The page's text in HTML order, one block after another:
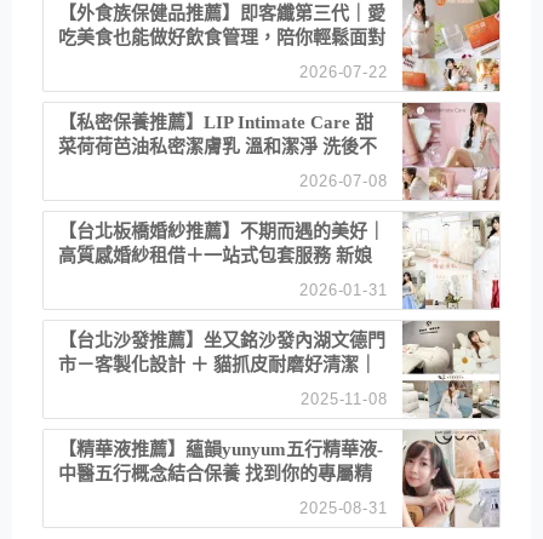
【外食族保健品推薦】即客纖第三代｜愛
吃美食也能做好飲食管理，陪你輕鬆面對
2026-07-22
【私密保養推薦】LIP Intimate Care 甜
菜荷荷芭油私密潔膚乳 溫和潔淨 洗後不
2026-07-08
【台北板橋婚紗推薦】不期而遇的美好｜
高質感婚紗租借＋一站式包套服務 新娘
2026-01-31
【台北沙發推薦】坐又銘沙發內湖文德門
市－客製化設計 ＋ 貓抓皮耐磨好清潔｜
直營直銷、價格透明 高CP值打造夢想
2025-11-08
【精華液推薦】蘊韻yunyum五行精華液-
中醫五行概念結合保養 找到你的專屬精
華！ 水㊀土㊀就選「潤・賦精華」維持
2025-08-31